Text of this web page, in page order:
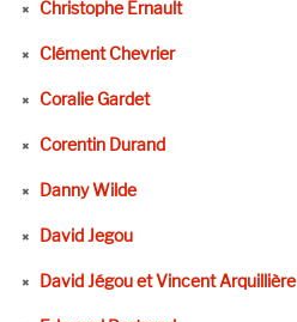
Christophe Ernault
Clément Chevrier
Coralie Gardet
Corentin Durand
Danny Wilde
David Jegou
David Jégou et Vincent Arquillière